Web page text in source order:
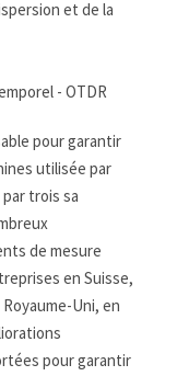
et de la
- OTDR
pour garantir
utilisée par
trois sa
de mesure
en Suisse,
Uni, en
pour garantir